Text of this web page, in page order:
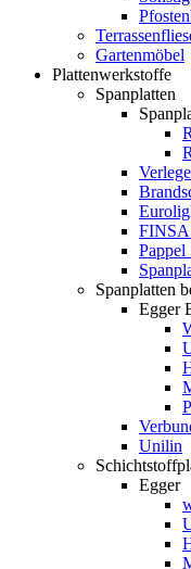
Gartenmöbel
Plattenwerkstoffe
Spanplatten
FINSA
Pappel
Spanplatten
Egger
Unilin
Egger